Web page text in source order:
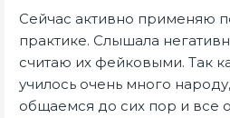
Сейчас активно применяю
практике. Слышала
считаю их фейковыми. Так
училось очень много
общаемся до сих пор и все